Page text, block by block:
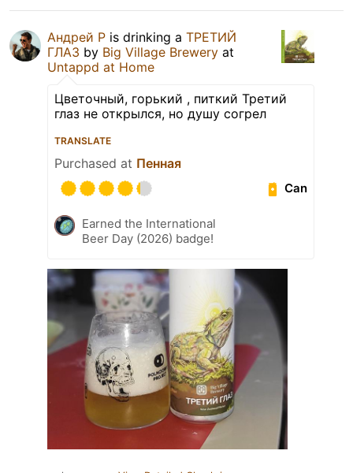
Андрей Р is drinking a ТРЕТИЙ
ГЛАЗ by Big Village Brewery at
Untappd at Home
Цветочный, горький , питкий Третий
глаз не открылся, но душу согрел
TRANSLATE
Purchased at Пенная
Can
Earned the International
Beer Day (2026) badge!